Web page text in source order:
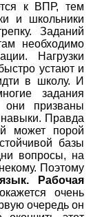
к ВПР, тем
и школьники
Заданий
необходимо
Нагрузки
устают и
в школу. И
задания
призваны
навыки. Правда
может порой
базы
вопросы, на
Поэтому
Рабочая
очень
очередь он